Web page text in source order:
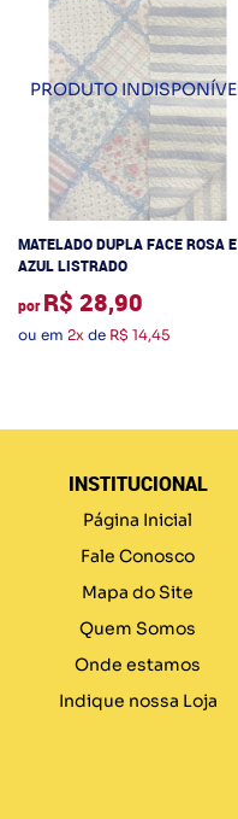
MATELADO DUPLA FACE ROSA E
AZUL LISTRADO
por R$ 28,90
ou em 2x de R$ 14,45
INSTITUCIONAL
Página Inicial
Fale Conosco
Mapa do Site
Quem Somos
Onde estamos
Indique nossa Loja